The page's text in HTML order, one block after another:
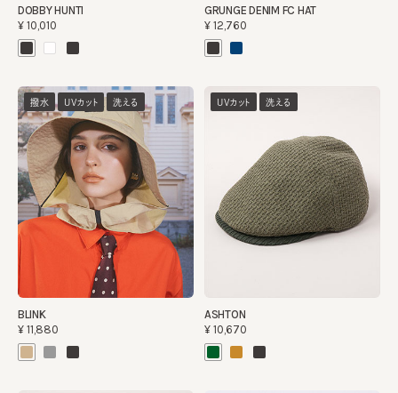
DOBBY HUNTI
¥10,010
GRUNGE DENIM FC HAT
¥12,760
撥水 UVカット 洗える
BLINK
¥11,880
UVカット 洗える
ASHTON
¥10,670